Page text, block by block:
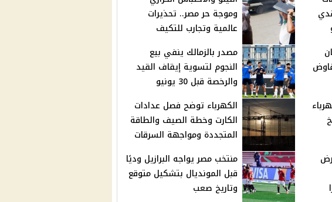
وموجة حر مصر.. تحذيرات
عالمية وتجارب للتكيف
مصدر بالزمالك ينفي بيع
النجوم لتسوية إيقاف القيد
والرخصة قبل 30 يونيو
الكهرباء توضح فصل عدادات
الكارت وخطة الصيف والطاقة
المتجددة ومواجهة السرقات
منتخب مصر يواجه البرازيل وديًا
قبل المونديال بتشكيل متوقع
وتاريخ صعب